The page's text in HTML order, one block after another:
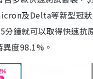
及Delta等新型冠
分鐘就可以取得快速抗
度98.1%。